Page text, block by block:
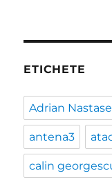
ETICHETE
Adrian Nastase
antena3
calin